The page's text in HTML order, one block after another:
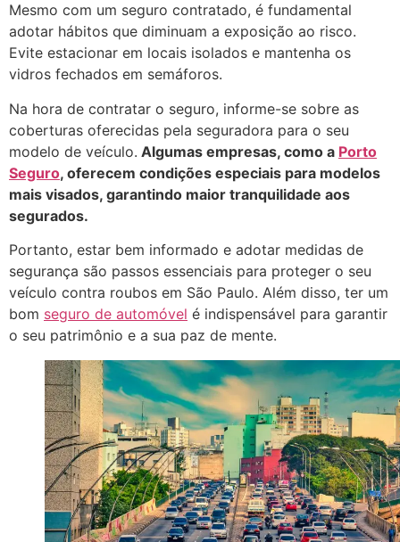
Mesmo com um seguro contratado, é fundamental
adotar hábitos que diminuam a exposição ao risco.
Evite estacionar em locais isolados e mantenha os
vidros fechados em semáforos.
Na hora de contratar o seguro, informe-se sobre as
coberturas oferecidas pela seguradora para o seu
modelo de veículo. Algumas empresas, como a Porto
Seguro, oferecem condições especiais para modelos
mais visados, garantindo maior tranquilidade aos
segurados.
Portanto, estar bem informado e adotar medidas de
segurança são passos essenciais para proteger o seu
veículo contra roubos em São Paulo. Além disso, ter um
bom seguro de automóvel é indispensável para garantir
o seu patrimônio e a sua paz de mente.